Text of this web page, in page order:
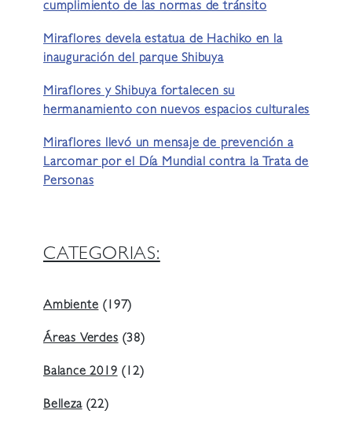
cumplimiento de las normas de tránsito
Miraflores devela estatua de Hachiko en la
inauguración del parque Shibuya
Miraflores y Shibuya fortalecen su
hermanamiento con nuevos espacios culturales
Miraflores llevó un mensaje de prevención a
Larcomar por el Día Mundial contra la Trata de
Personas
CATEGORIAS:
Ambiente (197)
Áreas Verdes (38)
Balance 2019 (12)
Belleza(22)